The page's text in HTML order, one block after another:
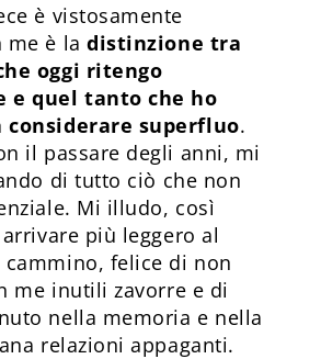
è vistosamente
me è ladistinzione tra
oggi ritengo
e quel tanto che ho
considerare superfluo.
il passare degli anni, mi
di tutto ciò che non
Mi illudo, così
più leggero al
felice di non
me inutili zavorre e di
nella memoria e nella
relazioni appaganti.